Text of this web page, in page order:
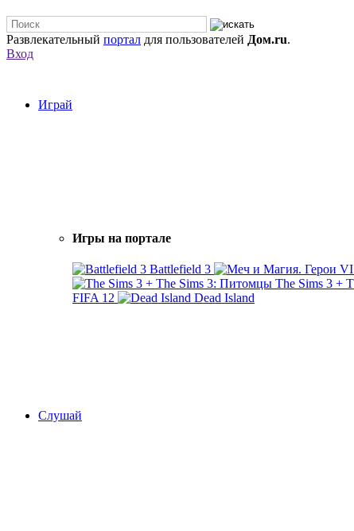
Развлекательный портал для пользователей Дом.ru.
Вход
Играй
Игры на портале
Battlefield 3
The Sims 3 +
FIFA 12
Dead Island
Слушай